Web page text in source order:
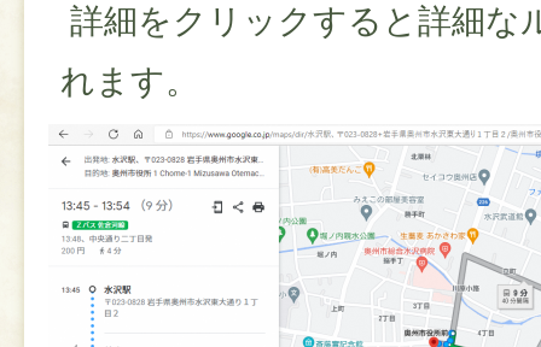
詳細をクリックすると詳細な
れます。